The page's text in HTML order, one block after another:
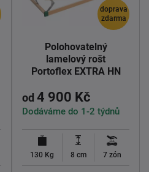
doprava
zdarma
Polohovatelný
lamelový rošt
Portoflex EXTRA HN
od 4 900 Kč
Dodáváme do 1-2 týdnů
130 Kg 8 cm 7 zón